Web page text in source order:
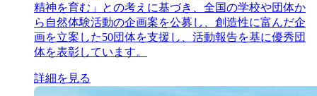
精神を育む」との考えに基づき、全国の学校や団体か
ら自然体験活動の企画案を公募し、創造性に富んだ企
画を立案した50団体を支援し、活動報告を基に優秀団
体を表彰しています。
詳細を見る